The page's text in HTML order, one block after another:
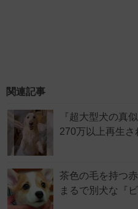
関連記事
『超大型犬の真
270万以上再生
茶色の毛を持つ
まるで別犬な『